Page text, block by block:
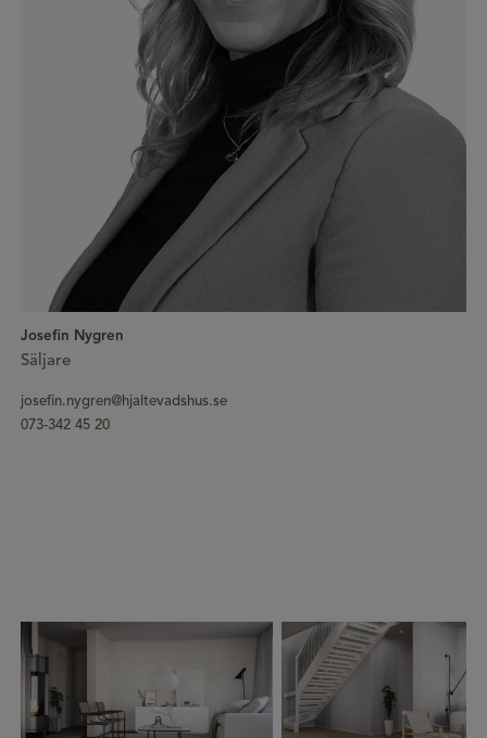
Josefin Nygren
Säljare
josefin.nygren@hjaltevadshus.se
073-342 45 20